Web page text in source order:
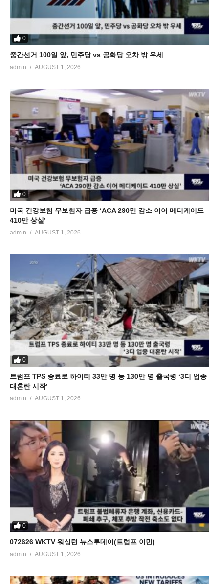
0
중간선거 100일 앞, 민주당 vs 공화당 오차 밖 우세
admin AUGUST 1, 2026
0
미국 건강보험 무보험자 급증 ‘ACA 290만 감소 이어 메디케이드
410만 상실’
admin AUGUST 1, 2026
0
트럼프 TPS 종료로 하이티 33만 명 등 130만 명 출국령 ‘3디 업종
대혼란 시작’
admin AUGUST 1, 2026
0
072626 WKTV 워싱턴 뉴스투데이(트럼프 이민)
admin AUGUST 1, 2026